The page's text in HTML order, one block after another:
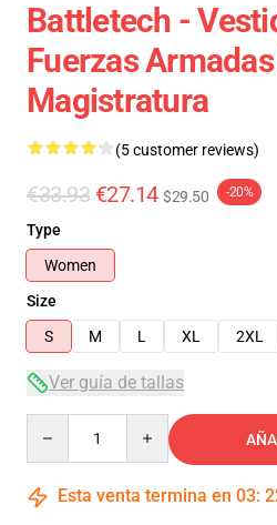
Battletech -
Fuerzas
Magistratura
(5 customer reviews)
€33.93 €27.14 $29.50 -20%
Type
Women
Size
S
M L XL 2XL
Ver guía de tallas
Esta venta termina en 03: